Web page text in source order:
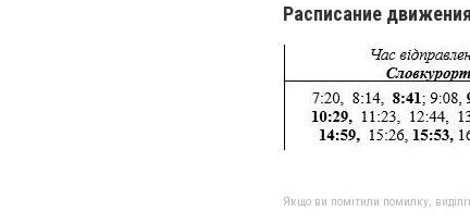
Расписание
Якщо ви помітили помилку,